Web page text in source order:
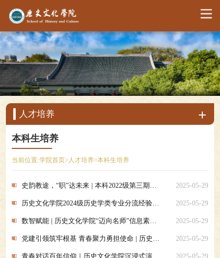
人才培养
本科生培养
当前位置:学院首页>人才培养>本科生培养
2025-05-29
2025-05-29
2025-05-29
2025-05-29
2025-05-29